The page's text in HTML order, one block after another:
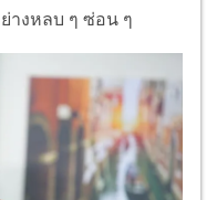
างหลบ ๆ ซ่อน ๆ